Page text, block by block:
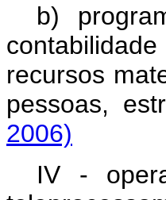
b)
recursos
pessoas,
2006)
IV -